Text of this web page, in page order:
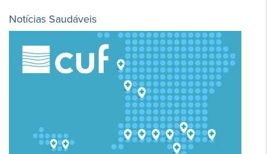
Notícias Saudáveis